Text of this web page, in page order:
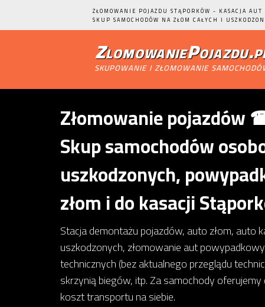
ZŁOMOWANIE POJAZDU STĄPORKÓW - KASACJA
SKUP SAMOCHODÓW NA ZŁOM CAŁYCH I
skupowanie i złomowanie
Złomowanie pojazdów
Skup samochodów
uszkodzonych,
złom i do kasacji
Stacja demontażu pojazdów, auto złom, auto
uszkodzonych, złomowanie aut
technicznych (bez aktualnego przeglądu
skrzynią biegów, itp. Za samochody
koszt transportu na siebie.